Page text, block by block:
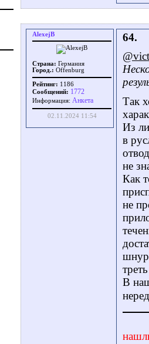
AlexejB
Страна: Германия
Город.: Offenburg
Рейтинг: 1186
Сообщений: 1772
Информация: Aнкета
02.11.2024 11:54
64.
Так
Из
в
не
Как
не
В